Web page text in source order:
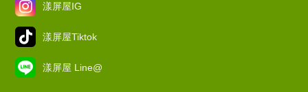
漾屏屋IG
漾屏屋Tiktok
漾屏屋 Line@